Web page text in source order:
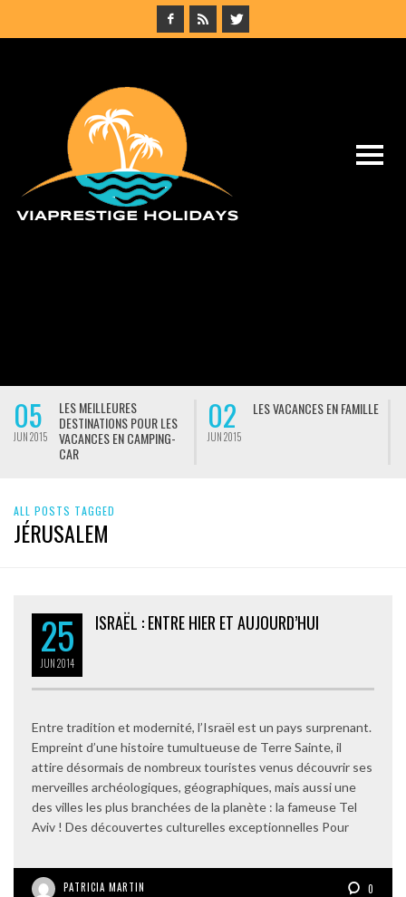
05
JUN 2015
LES MEILLEURES
DESTINATIONS POUR LES
VACANCES EN CAMPING-
CAR
02
JUN 2015
LES VACANCES EN FAMILLE
ALL POSTS TAGGED
JÉRUSALEM
25
JUN2014
ISRAËL : ENTRE HIER ET AUJOURD’HUI
Entre tradition et modernité, l’Israël est un pays surprenant.
Empreint d’une histoire tumultueuse de Terre Sainte, il
attire désormais de nombreux touristes venus découvrir ses
merveilles archéologiques, géographiques, mais aussi une
des villes les plus branchées de la planète : la fameuse Tel
Aviv ! Des découvertes culturelles exceptionnelles Pour
PATRICIA MARTIN 0